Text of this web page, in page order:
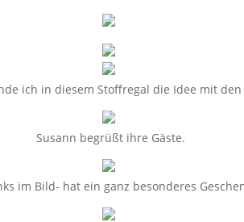
ich in diesem Stoffregal die Idee mit
Susann begrüßt ihre Gäste.
im Bild- hat ein ganz besonderes